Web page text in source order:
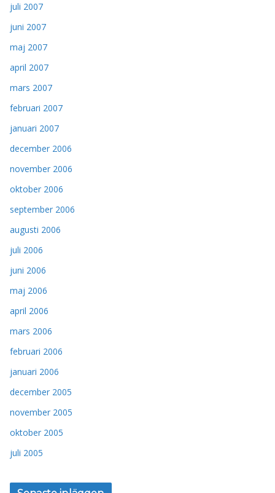
juli 2007
juni 2007
maj 2007
april 2007
mars 2007
februari 2007
januari 2007
december 2006
november 2006
oktober 2006
september 2006
augusti 2006
juli 2006
juni 2006
maj 2006
april 2006
mars 2006
februari 2006
januari 2006
december 2005
november 2005
oktober 2005
juli 2005